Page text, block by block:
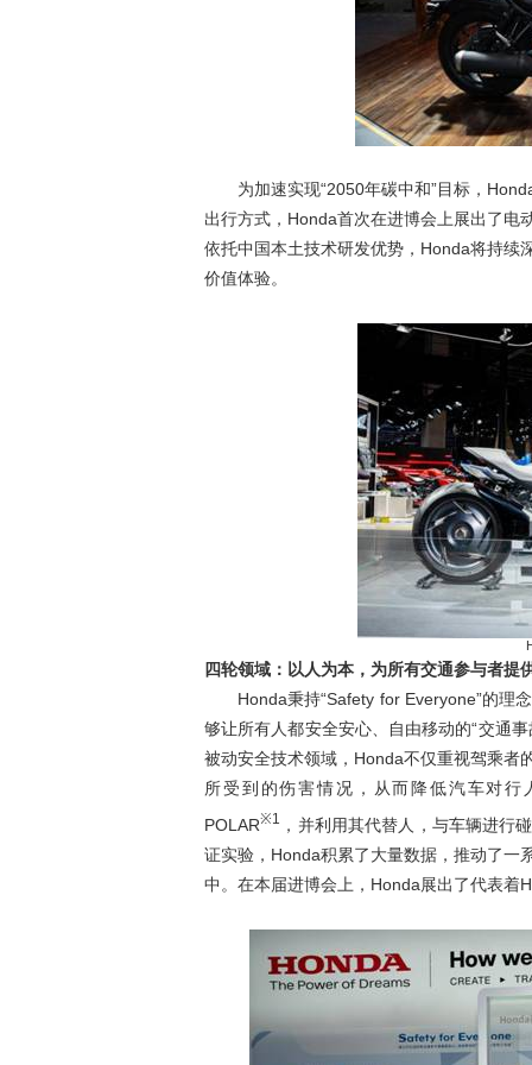
为加速实现“2050年碳中和”目标，
出行方式，Honda首次在进博会上展出了电
依托中国本土技术研发优势，Honda将持续
价值体验。
四轮领域：以人为本，为所有交通参与者提
Honda秉持“Safety for Everyone”的理
够让所有人都安全安心、自由移动的“交通
被动安全技术领域，Honda不仅重视驾乘者
所受到的伤害情况，从而降低汽车对
POLAR※1
，并利用其代替人，与车辆进行
证实验，Honda积累了大量数据，推动了一
中。在本届进博会上，Honda展出了代表